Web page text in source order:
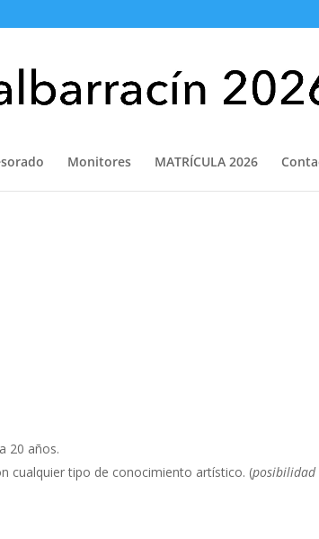
Monitores MATRÍCULA 2026
20 años.
cualquier tipo de conocimiento artístico. (posibilidad